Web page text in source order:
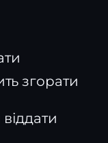
згорати